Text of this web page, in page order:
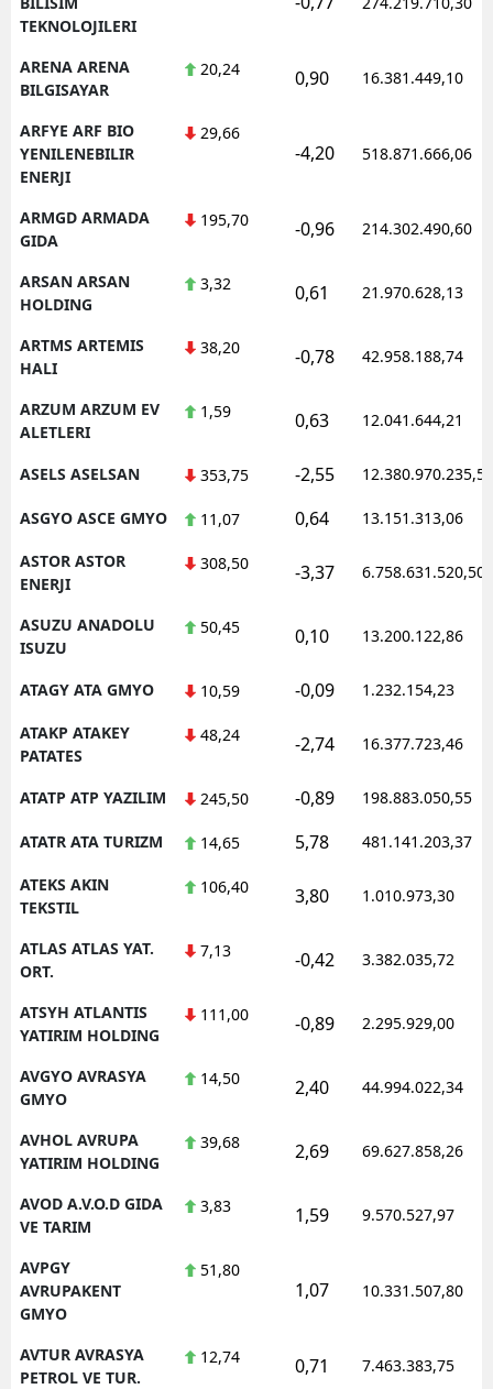
TEKNOLOJILERI
ARENA ARENA
BILGISAYAR
20,24 0,90 16.381.449,10
ARFYE ARF BIO
YENILENEBILIR
ENERJI
29,66
-4,20 518.871.666,06
ARMGD ARMADA
GIDA
195,70 -0,96 214.302.490,60
ARSAN ARSAN
HOLDING
3,32 0,61 21.970.628,13
ARTMS ARTEMIS
HALI
38,20 -0,78 42.958.188,74
ARZUM ARZUM EV
ALETLERI
1,59 0,63 12.041.644,21
ASELS ASELSAN 353,75 -2,55 12.380.970.235,50
ASGYO ASCE GMYO 11,07 0,64 13.151.313,06
ASTOR ASTOR
ENERJI
308,50 -3,37 6.758.631.520,50
ASUZU ANADOLU
ISUZU
50,45 0,10 13.200.122,86
ATAGY ATA GMYO 10,59 -0,09 1.232.154,23
ATAKP ATAKEY
PATATES
48,24 -2,74 16.377.723,46
ATATP ATP YAZILIM 245,50 -0,89 198.883.050,55
ATATR ATA TURIZM 14,65 5,78 481.141.203,37
ATEKS AKIN
TEKSTIL
106,40 3,80 1.010.973,30
ATLAS ATLAS YAT.
ORT.
7,13 -0,42 3.382.035,72
ATSYH ATLANTIS
YATIRIM HOLDING
111,00 -0,89 2.295.929,00
AVGYO AVRASYA
GMYO
14,50 2,40 44.994.022,34
AVHOL AVRUPA
YATIRIM HOLDING
39,68 2,69 69.627.858,26
AVOD A.V.O.D GIDA
VE TARIM
3,83 1,59 9.570.527,97
AVPGY
AVRUPAKENT
GMYO
51,80
1,07 10.331.507,80
AVTUR AVRASYA
PETROL VE TUR.
12,74 0,71 7.463.383,75